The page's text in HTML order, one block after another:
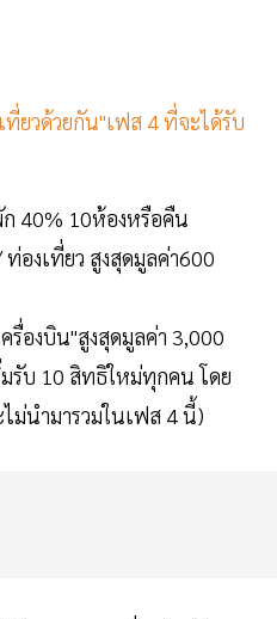
ที่ยวด้วยกัน"เฟส 4 ที่จะได้รับ
40% 10ห้องหรือคืน
องเที่ยว สูงสุดมูลค่า600
รื่องบิน"สูงสุดมูลค่า 3,000
รับ 10 สิทธิใหม่ทุกคน โดย
ม่นำมารวมในเฟส 4 นี้)